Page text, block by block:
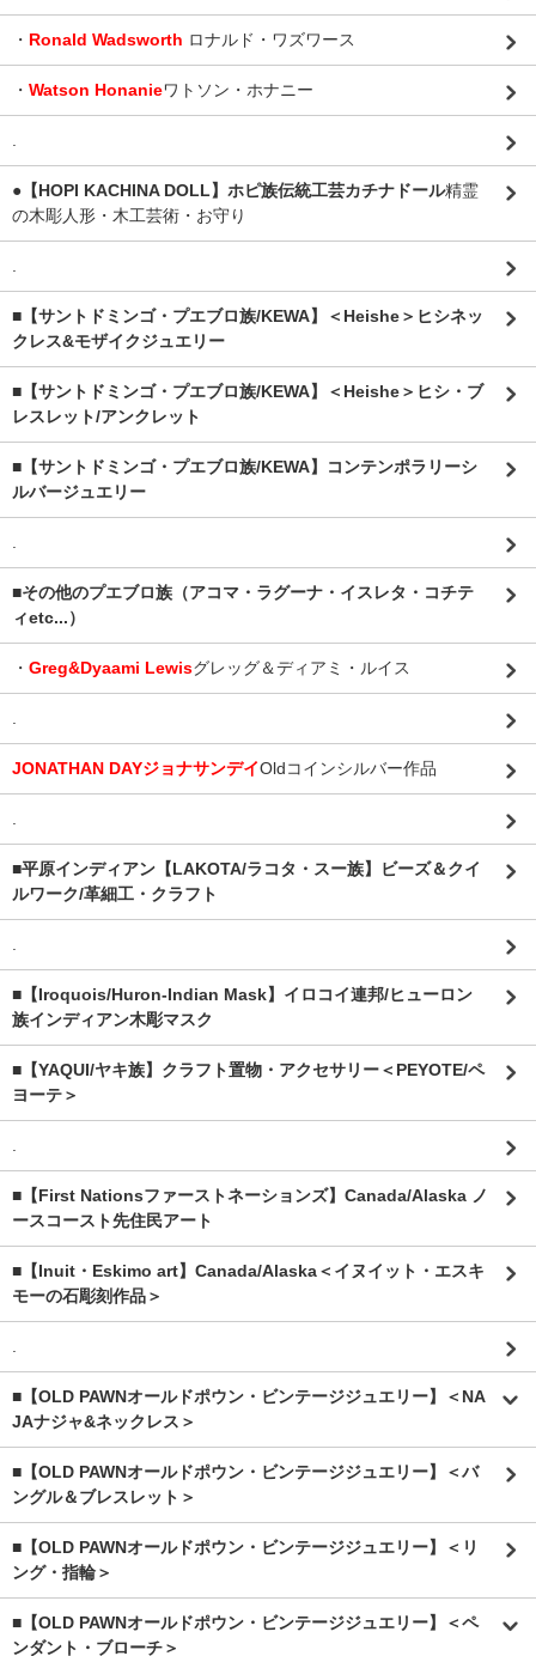
・ Ronald Wadsworth ロナルド・ワズワース
・ Watson Honanieワトソン・ホナニー
●【HOPI KACHINA DOLL】ホピ族伝統工芸カチナドール精霊
の木彫人形・木工芸術・お守り
■【サントドミンゴ・プエブロ族/KEWA】＜Heishe＞ヒシネッ
クレス&モザイクジュエリー
■【サントドミンゴ・プエブロ族/KEWA】＜Heishe＞ヒシ・ブ
レスレット/アンクレット
■【サントドミンゴ・プエブロ族/KEWA】コンテンポラリーシ
ルバージュエリー
■その他のプエブロ族（アコマ・ラグーナ・イスレタ・コチテ
ィetc...）
・ Greg&Dyaami Lewisグレッグ＆ディアミ・ルイス
JONATHAN DAYジョナサンデイOldコインシルバー作品
■平原インディアン【LAKOTA/ラコタ・スー族】ビーズ＆クイ
ルワーク/革細工・クラフト
■【Iroquois/Huron-Indian Mask】イロコイ連邦/ヒューロン
族インディアン木彫マスク
■【YAQUI/ヤキ族】クラフト置物・アクセサリー＜PEYOTE/ペ
ヨーテ＞
■【First Nationsファーストネーションズ】Canada/Alaska ノ
ースコースト先住民アート
■【Inuit・Eskimo art】Canada/Alaska＜イヌイット・エスキ
モーの石彫刻作品＞
■【OLD PAWNオールドポウン・ビンテージジュエリー】＜NA
JAナジャ&ネックレス＞
■【OLD PAWNオールドポウン・ビンテージジュエリー】＜バ
ングル＆ブレスレット＞
■【OLD PAWNオールドポウン・ビンテージジュエリー】＜リ
ング・指輪＞
■【OLD PAWNオールドポウン・ビンテージジュエリー】＜ペ
ンダント・ブローチ＞